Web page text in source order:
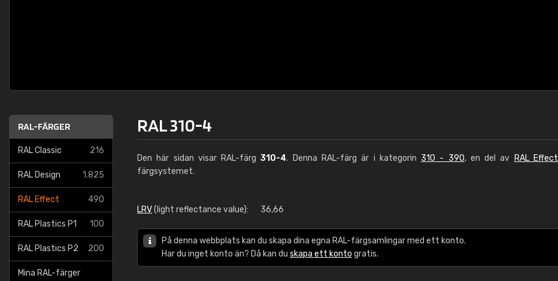
RAL-FÄRGER
RAL Classic 216
RAL Design 1.825
RAL Effect 490
RAL Plastics P1 100
RAL Plastics P2 200
Mina RAL-färger
RAL 310-4
Den här sidan visar RAL-färg310-4. Denna RAL-färg är i kategorin 310 - 390, en del av RAL Effect
färgsystemet.
LRV(light reflectance value): 36,66
På denna webbplats kan du skapa dina egna RAL-färgsamlingar med ett konto.
Har du inget konto än? Då kan du skapa ett konto gratis.